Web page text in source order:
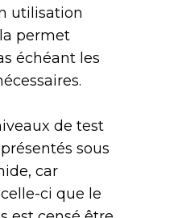
utilisation
permet
échéant les
de test
sous
car
ci que le